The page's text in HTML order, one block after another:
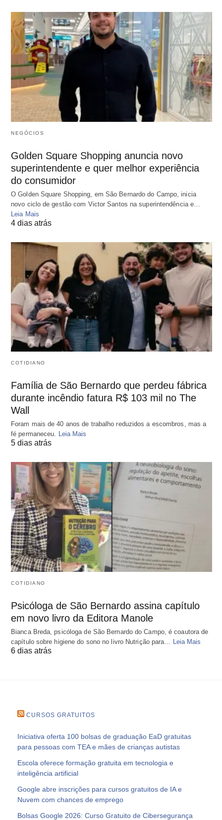
NEGÓCIOS
Golden Square Shopping anuncia novo
superintendente e quer melhor experiência
do consumidor
O Golden Square Shopping, em São Bernardo do Campo, inicia
novo ciclo de gestão com Victor Santos na superintendência e…
Leia Mais
4 dias atrás
COTIDIANO
Família de São Bernardo que perdeu fábrica
durante incêndio fatura R$ 103 mil no The
Wall
Foram mais de 40 anos de trabalho reduzidos a escombros, mas a
fé permaneceu. Leia Mais
5 dias atrás
COTIDIANO
Psicóloga de São Bernardo assina capítulo
em novo livro da Editora Manole
Bianca Breda, psicóloga de São Bernardo do Campo, é coautora de
capítulo sobre higiene do sono no livro Nutrição para…
Leia Mais
6 dias atrás
CURSOS GRATUITOS
Iniciativa oferta 100 bolsas de graduação EaD gratuitas
para pessoas com TEA e mães de crianças autistas
Escola oferece formação gratuita em tecnologia e
inteligência artificial
Google abre inscrições para cursos gratuitos de IA e
Nuvem com chances de emprego
Bolsas Google 2026: Curso Gratuito de Cibersegurança